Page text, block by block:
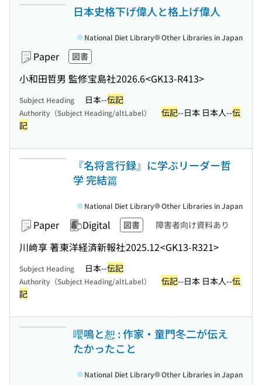
日本史格下げ偉人と格上げ偉人
Paper 図書
小和田哲男 監修宝島社2026.6<GK13-R413>
National Diet Library Other Libraries in Japan
Subject Heading 日本--伝記
Authority（Subject Heading/altLabel） 伝記--日本 日本人--伝
記
『名将言行録』に学ぶリーダー哲
学 完結篇
Paper Digital 図書 障害者向け資料あり
川﨑享 著東洋経済新報社2025.12<GK13-R321>
National Diet Library Other Libraries in Japan
Subject Heading 日本--伝記
Authority（Subject Heading/altLabel） 伝記--日本 日本人--伝
記
嚶鳴と恕 : 作家・童門冬二が伝え
たかったこと
National Diet Library Other Libraries in Japan